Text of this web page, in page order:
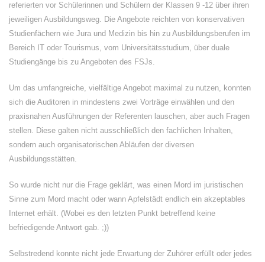
referierten vor Schülerinnen und Schülern der Klassen 9 -12 über ihren
jeweiligen Ausbildungsweg. Die Angebote reichten von konservativen
Studienfächern wie Jura und Medizin bis hin zu Ausbildungsberufen im
Bereich IT oder Tourismus, vom Universitätsstudium, über duale
Studiengänge bis zu Angeboten des FSJs.
Um das umfangreiche, vielfältige Angebot maximal zu nutzen, konnten
sich die Auditoren in mindestens zwei Vorträge einwählen und den
praxisnahen Ausführungen der Referenten lauschen, aber auch Fragen
stellen. Diese galten nicht ausschließlich den fachlichen Inhalten,
sondern auch organisatorischen Abläufen der diversen
Ausbildungsstätten.
So wurde nicht nur die Frage geklärt, was einen Mord im juristischen
Sinne zum Mord macht oder wann Apfelstädt endlich ein akzeptables
Internet erhält. (Wobei es den letzten Punkt betreffend keine
befriedigende Antwort gab. ;))
Selbstredend konnte nicht jede Erwartung der Zuhörer erfüllt oder jedes